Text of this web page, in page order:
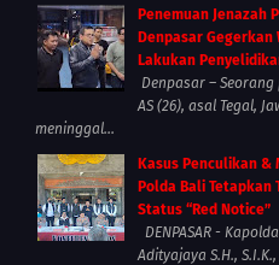
Penemuan Jenazah
Denpasar Gegerkan
Lakukan
Denpasar –
AS (26), asal Tegal,
meninggal...
Kasus Penculikan &
Polda Bali Tetapkan
Status “Red Notice”
DENPASAR -
Adityajaya S.H.,